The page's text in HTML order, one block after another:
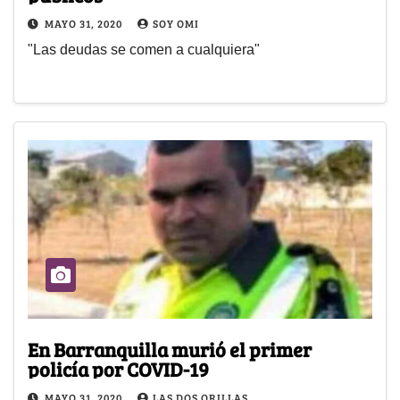
MAYO 31, 2020 SOY OMI
"Las deudas se comen a cualquiera"
En Barranquilla murió el primer
policía por COVID-19
MAYO 31, 2020 LAS DOS ORILLAS